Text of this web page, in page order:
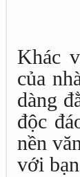
Khác
của
dàng
độc
nền
với